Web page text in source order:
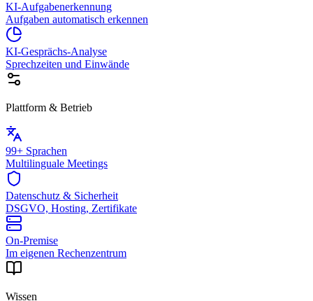
KI-Aufgabenerkennung
Aufgaben automatisch erkennen
KI-Gesprächs-Analyse
Sprechzeiten und Einwände
Plattform & Betrieb
99+ Sprachen
Multilinguale Meetings
Datenschutz & Sicherheit
DSGVO, Hosting, Zertifikate
On-Premise
Im eigenen Rechenzentrum
Wissen